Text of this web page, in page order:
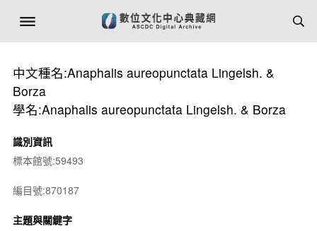
中文種名:Anaphalis aureopunctata Lingelsh. &
Borza
學名:Anaphalis aureopunctata Lingelsh. & Borza
識別資訊
標本館號:59493
編目號:870187
主題與關鍵字